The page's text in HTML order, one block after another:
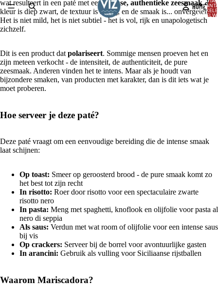
HOME
OPENEN
IN
VOLLEDIG
SCHERM
wat resulteert in een paté met eenintense, authentieke zeesmaak. De
kleur is diep zwart, de textuur is romig, en de smaak is... onvergetelijk.
Het is niet mild, het is niet subtiel - het is vol, rijk en unapologetisch
zichzelf.
Dit is een product dat polariseert. Sommige mensen proeven het en
zijn meteen verkocht - de intensiteit, de authenticiteit, de pure
zeesmaak. Anderen vinden het te intens. Maar als je houdt van
bijzondere smaken, van producten met karakter, dan is dit iets wat je
moet proberen.
Hoe serveer je deze paté?
Deze paté vraagt om een eenvoudige bereiding die de intense smaak
laat schijnen:
Op toast: Smeer op geroosterd brood - de pure smaak komt zo
het best tot zijn recht
In risotto: Roer door risotto voor een spectaculaire zwarte
risotto nero
In pasta: Meng met spaghetti, knoflook en olijfolie voor pasta al
nero di seppia
Als saus: Verdun met wat room of olijfolie voor een intense saus
bij vis
Op crackers: Serveer bij de borrel voor avontuurlijke gasten
In arancini: Gebruik als vulling voor Siciliaanse rijstballen
Waarom Mariscadora?